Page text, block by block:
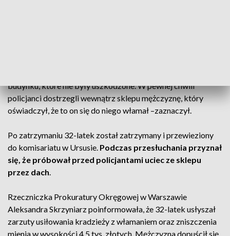
budynku, które nie były uszkodzone. W pewnej chwili
policjanci dostrzegli wewnątrz sklepu mężczyznę, który
oświadczył, że to on się do niego włamał –zaznaczył.
Po zatrzymaniu 32-latek został zatrzymany i przewieziony
do komisariatu w Ursusie. Podczas przesłuchania przyznał
się, że próbował przed policjantami uciec ze sklepu
przez dach.
Rzeczniczka Prokuratury Okręgowej w Warszawie
Aleksandra Skrzyniarz poinformowała, że 32-latek usłyszał
zarzuty usiłowania kradzieży z włamaniem oraz zniszczenia
mienia w wysokości 4,5 tys. złotych. Mężczyzna dopuścił się